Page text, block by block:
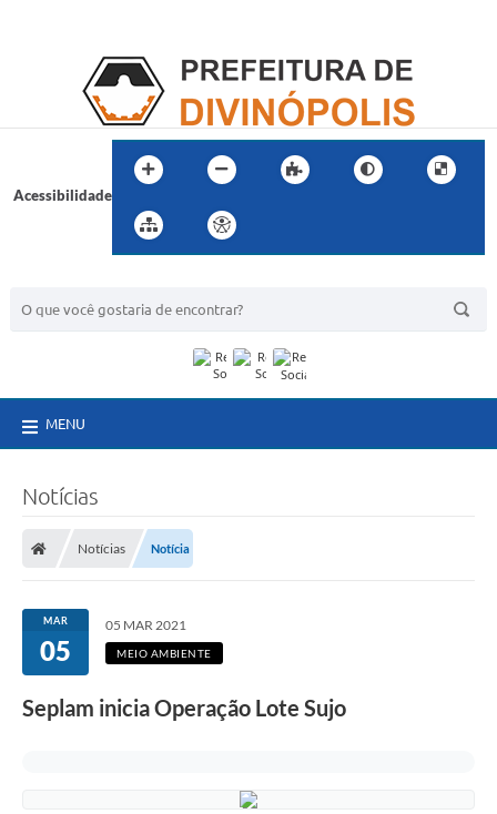
Acessibilidade
MENU
Notícias
Notícias Notícia
MAR
05
05 MAR 2021
MEIO AMBIENTE
Seplam inicia Operação Lote Sujo